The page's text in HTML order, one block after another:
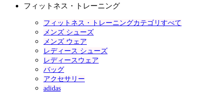
フィットネス・トレーニング
フィットネス・トレーニングカテゴリすべて
メンズ シューズ
メンズ ウェア
レディース シューズ
レディースウェア
バッグ
アクセサリー
adidas